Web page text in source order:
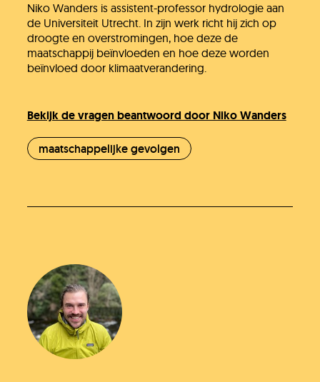
Niko Wanders is assistent-professor hydrologie aan
de Universiteit Utrecht. In zijn werk richt hij zich op
droogte en overstromingen, hoe deze de
maatschappij beïnvloeden en hoe deze worden
beïnvloed door klimaatverandering.
Bekijk de vragen beantwoord door Niko Wanders
maatschappelijke gevolgen